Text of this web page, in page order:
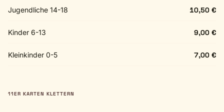
Jugendliche 14-18 10,50 €
Kinder 6-13 9,00 €
Kleinkinder 0-5 7,00 €
11ER KARTEN KLETTERN